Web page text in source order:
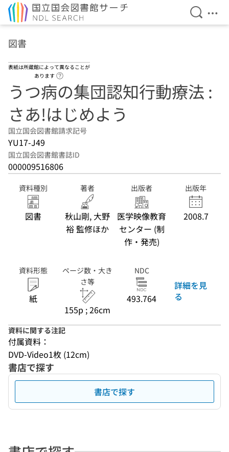
検索を
メ
図書
表紙は所蔵館によって異なることが
あります
うつ病の集団認知行動療法 :
さあ!はじめよう
国立国会図書館請求記号
YU17-J49
国立国会図書館書誌ID
000009516806
資料種別
図書
著者
秋山剛, 大野
裕 監修ほか
出版者
医学映像教育
センター (制
作・発売)
出版年
2008.7
資料形態
紙
ページ数・大き
さ等
155p ; 26cm
NDC
493.764
詳細を見
る
資料に関する注記
付属資料：
DVD-Video1枚 (12cm)
書店で探す
書店で探す